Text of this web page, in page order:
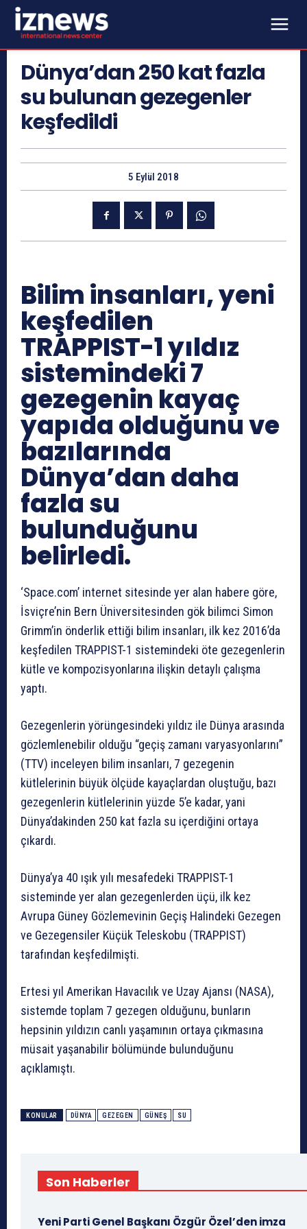
Dünya’dan 250 kat fazla
su bulunan gezegenler
keşfedildi
5 Eylül 2018
Bilim insanları, yeni
keşfedilen
TRAPPIST-1 yıldız
sistemindeki 7
gezegenin kayaç
yapıda olduğunu ve
bazılarında
Dünya’dan daha
fazla su
bulunduğunu
belirledi.
‘Space.com’ internet sitesinde yer alan habere göre,
İsviçre’nin Bern Üniversitesinden gök bilimci Simon
Grimm’in önderlik ettiği bilim insanları, ilk kez 2016’da
keşfedilen TRAPPIST-1 sistemindeki öte gezegenlerin
kütle ve kompozisyonlarına ilişkin detaylı çalışma
yaptı.
Gezegenlerin yörüngesindeki yıldız ile Dünya arasında
gözlemlenebilir olduğu “geçiş zamanı varyasyonlarını”
(TTV) inceleyen bilim insanları, 7 gezegenin
kütlelerinin büyük ölçüde kayaçlardan oluştuğu, bazı
gezegenlerin kütlelerinin yüzde 5’e kadar, yani
Dünya’dakinden 250 kat fazla su içerdiğini ortaya
çıkardı.
Dünya’ya 40 ışık yılı mesafedeki TRAPPIST-1
sisteminde yer alan gezegenlerden üçü, ilk kez
Avrupa Güney Gözlemevinin Geçiş Halindeki Gezegen
ve Gezegensiler Küçük Teleskobu (TRAPPIST)
tarafından keşfedilmişti.
Ertesi yıl Amerikan Havacılık ve Uzay Ajansı (NASA),
sistemde toplam 7 gezegen olduğunu, bunların
hepsinin yıldızın canlı yaşamının ortaya çıkmasına
müsait yaşanabilir bölümünde bulunduğunu
açıklamıştı.
KONULAR DÜNYA GEZEGEN GÜNEŞ SU
Son Haberler
Yeni Parti Genel Başkanı Özgür Özel’den imza